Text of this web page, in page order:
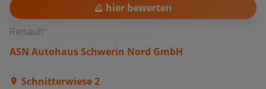
hier bewerten
Renault
ASN Autohaus Schwerin Nord GmbH
Schnitterwiese 2